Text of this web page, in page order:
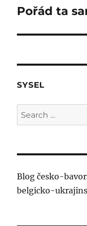
Next
Pořád ta
SYSEL
Search
for:
Blog česko-
belgicko-